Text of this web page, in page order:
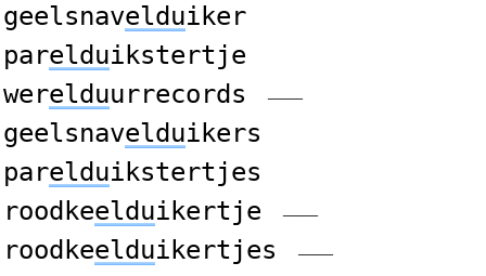
geelsnavelduiker
parelduikstertje
werelduurrecords ——
geelsnavelduikers
parelduikstertjes
roodkeelduikertje ——
roodkeelduikertjes ——